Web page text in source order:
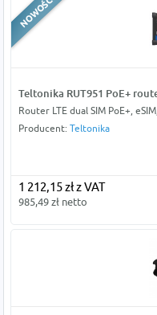
Teltonika RUT951 PoE+
Router LTE dual SIM PoE+, eSIM,
Producent: Teltonika
1 212,15 zł z VAT
985,49 zł netto